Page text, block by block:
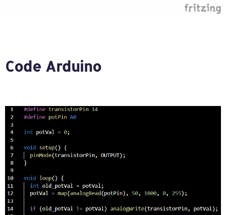
Code Arduino